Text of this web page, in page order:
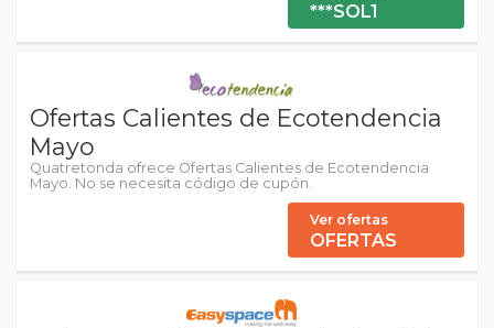
***SOL1
Ofertas Calientes de Ecotendencia
Mayo
Quatretonda ofrece Ofertas Calientes de Ecotendencia
Mayo. No se necesita código de cupón.
Ver ofertas
OFERTAS